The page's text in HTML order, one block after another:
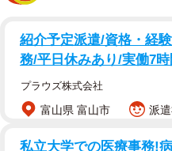
紹介予定派遣/資格・経
務/平日休みあり/実働7時
プラウズ株式会社
富山県 富山市 派
私立大学での医療事務!